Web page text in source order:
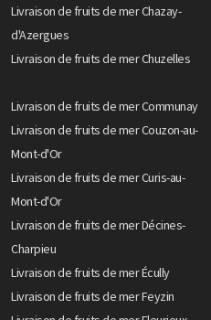
Livraison de fruits de mer Chazay-
d'Azergues
Livraison de fruits de mer Chuzelles
Livraison de fruits de mer Communay
Livraison de fruits de mer Couzon-au-
Mont-d'Or
Livraison de fruits de mer Curis-au-
Mont-d'Or
Livraison de fruits de mer Décines-
Charpieu
Livraison de fruits de mer Écully
Livraison de fruits de mer Feyzin